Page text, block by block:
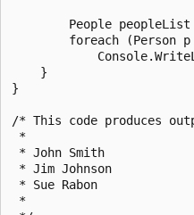
People
foreach (Person p
    }
}
/* This code produces
*
* John Smith
* Jim Johnson
* Sue Rabon
*